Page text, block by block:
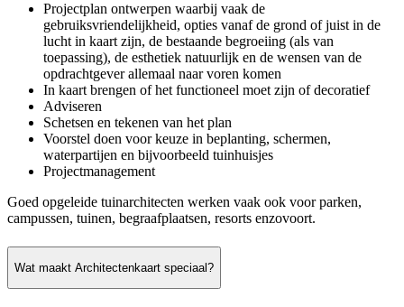
Projectplan ontwerpen waarbij vaak de
gebruiksvriendelijkheid, opties vanaf de grond of juist in de
lucht in kaart zijn, de bestaande begroeiing (als van
toepassing), de esthetiek natuurlijk en de wensen van de
opdrachtgever allemaal naar voren komen
In kaart brengen of het functioneel moet zijn of decoratief
Adviseren
Schetsen en tekenen van het plan
Voorstel doen voor keuze in beplanting, schermen,
waterpartijen en bijvoorbeeld tuinhuisjes
Projectmanagement
Goed opgeleide tuinarchitecten werken vaak ook voor parken,
campussen, tuinen, begraafplaatsen, resorts enzovoort.
Wat maakt Architectenkaart speciaal?